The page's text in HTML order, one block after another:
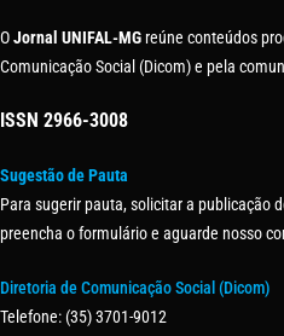
OJornal UNIFAL-MG reúne conteúdos
Comunicação Social (Dicom) e pela
ISSN 2966-3008
Sugestão de Pauta
Para sugerir pauta, solicitar a publicação
preencha o formulário e aguarde nosso
Diretoria de Comunicação Social (Dicom)
Telefone: (35) 3701-9012